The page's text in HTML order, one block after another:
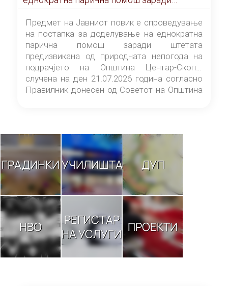
штетата предизвикана од природната
непогода на подрачјето на Општина
Центар-Скопје случена на ден 21.07.2026
година
Предмет на Јавниот повик е спроведување
на постапка за доделување на еднократна
парична помош заради штетата
предизвикана од природната непогода на
подрачјето на Општина Центар-Скопје
случена на ден 21.07.2026 година согласно
Правилник донесен од Советот на Општина
ГРАДИНКИУЧИЛИШТА ДУП
НВО
РЕГИСТАР
НА УСЛУГИ ПРОЕКТИ